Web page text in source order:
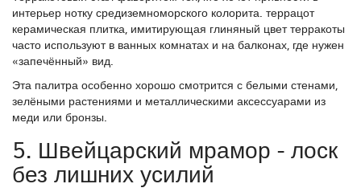
интерьер нотку средиземноморского колорита. террацот
керамическая плитка, имитирующая глиняный цвет терракоты
часто используют в ванных комнатах и на балконах, где нужен
«запечённый» вид.
Эта палитра особенно хорошо смотрится с белыми стенами,
зелёными растениями и металлическими аксессуарами из
меди или бронзы.
5. Швейцарский мрамор - лоск
без лишних усилий